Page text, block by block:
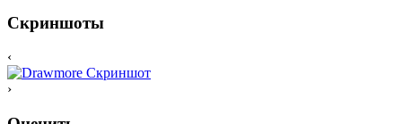
Скриншоты
‹
›